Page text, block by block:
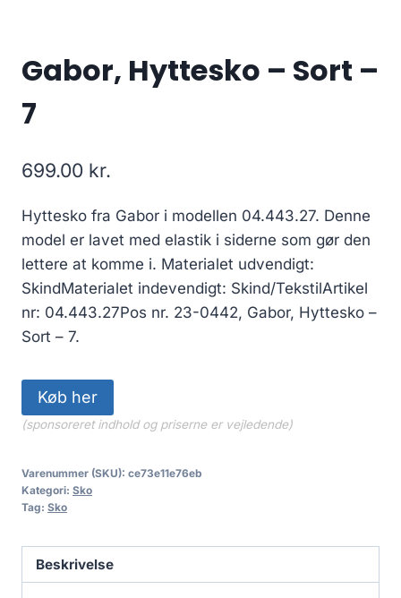
Gabor, Hyttesko – Sort –
7
699.00 kr.
Hyttesko fra Gabor i modellen 04.443.27. Denne
model er lavet med elastik i siderne som gør den
lettere at komme i. Materialet udvendigt:
SkindMaterialet indevendigt: Skind/TekstilArtikel
nr: 04.443.27Pos nr. 23-0442, Gabor, Hyttesko –
Sort – 7.
Køb her
(sponsoreret indhold og priserne er vejledende)
Varenummer (SKU): ce73e11e76eb
Kategori: Sko
Tag: Sko
Beskrivelse